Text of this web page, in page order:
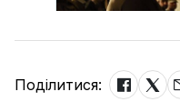
Поділитися: